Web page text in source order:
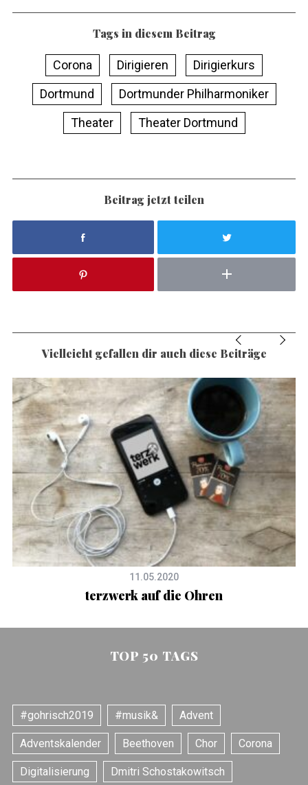
Tags in diesem Beitrag
Corona Dirigieren
Dirigierkurs
Dortmund
Dortmunder Philharmoniker
Theater
Theater Dortmund
Beitrag jetzt teilen
Vielleicht gefallen dir auch diese Beiträge
11.05.2020
terzwerk auf die Ohren
TOP 50 TAGS
#gohrisch2019 #musik& Advent
Adventskalender Beethoven Chor Corona
Digitalisierung Dmitri Schostakowitsch